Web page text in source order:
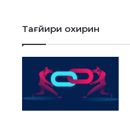
Тағйири охирин